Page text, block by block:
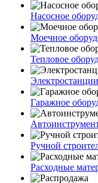
Насосное
Моечное
Тепловое
Электростанции
Гаражное
Ручной
Расходные